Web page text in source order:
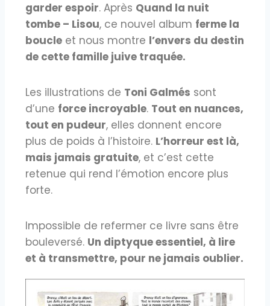
garder espoir. Après Quand la nuit
tombe – Lisou, ce nouvel album ferme la
boucle et nous montre l’envers du destin
de cette famille juive traquée.
Les illustrations de Toni Galmés sont
d’une force incroyable. Tout en nuances,
tout en pudeur, elles donnent encore
plus de poids à l’histoire. L’horreur est là,
mais jamais gratuite, et c’est cette
retenue qui rend l’émotion encore plus
forte.
Impossible de refermer ce livre sans être
bouleversé. Un diptyque essentiel, à lire
et à transmettre, pour ne jamais oublier.